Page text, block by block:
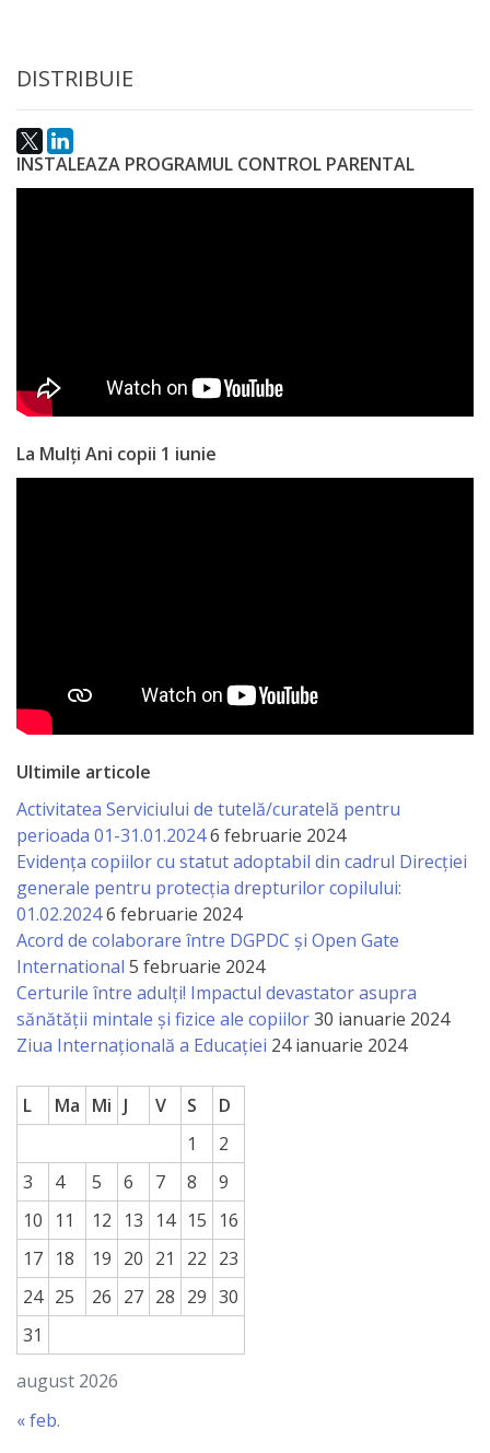
DISTRIBUIE
INSTALEAZA PROGRAMUL CONTROL PARENTAL
La Mulți Ani copii 1 iunie
Ultimile articole
Activitatea Serviciului de tutelă/curatelă pentru
perioada 01-31.01.20246 februarie 2024
Evidența copiilor cu statut adoptabil din cadrul Direcției
generale pentru protecția drepturilor copilului:
01.02.20246 februarie 2024
Acord de colaborare între DGPDC și Open Gate
International 5 februarie 2024
Certurile între adulți! Impactul devastator asupra
sănătății mintale și fizice ale copiilor30 ianuarie 2024
Ziua Internațională a Educației 24 ianuarie 2024
august 2026
L Ma Mi J V S
D
1
2
3
4 5 6 7 8
9
10
11 12 13 14 15
16
17 18 19 20 21 22 23
24 25 26 27 28 29 30
31
« feb.